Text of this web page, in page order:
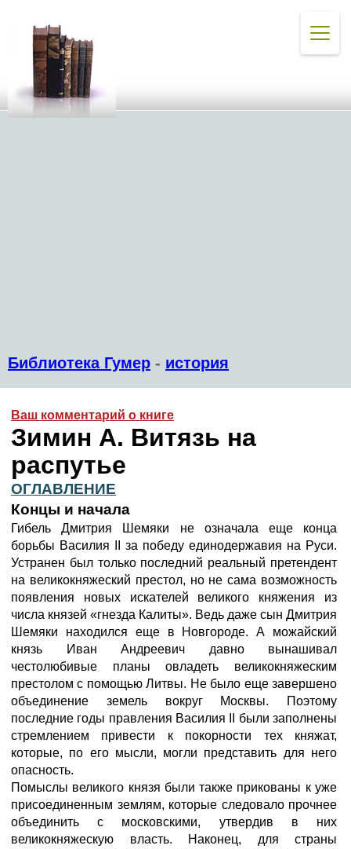
Библиотека Гумер - история
Ваш комментарий о книге
Зимин А. Витязь на
распутье
ОГЛАВЛЕНИЕ
Концы и начала
Гибель Дмитрия Шемяки не означала еще конца
борьбы Василия II за победу единодержавия на Руси.
Устранен был только последний реальный претендент
на великокняжеский престол, но не сама возможность
появления новых искателей великого княжения из
числа князей «гнезда Калиты». Ведь даже сын Дмитрия
Шемяки находился еще в Новгороде. А можайский
князь Иван Андреевич давно вынашивал
честолюбивые планы овладеть великокняжеским
престолом с помощью Литвы. Не было еще завершено
объединение земель вокруг Москвы. Поэтому
последние годы правления Василия II были заполнены
стремлением привести к покорности тех княжат,
которые, по его мысли, могли представить для него
опасность.
Помыслы великого князя были также прикованы к уже
присоединенным землям, которые следовало прочнее
объединить с московскими, утвердив в них
великокняжескую власть. Наконец, для страны